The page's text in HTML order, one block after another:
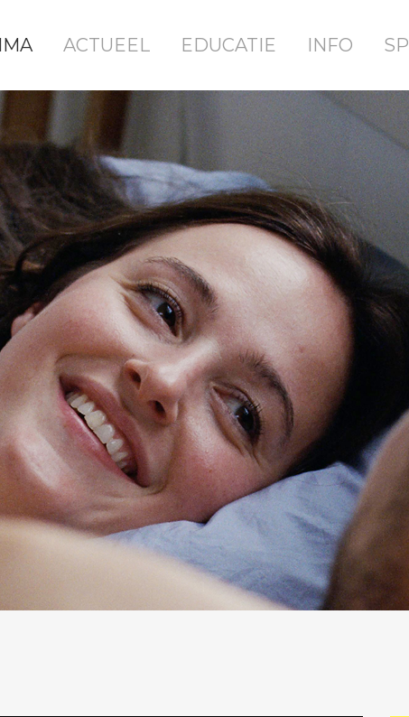
ACTUEEL EDUCATIE INFO